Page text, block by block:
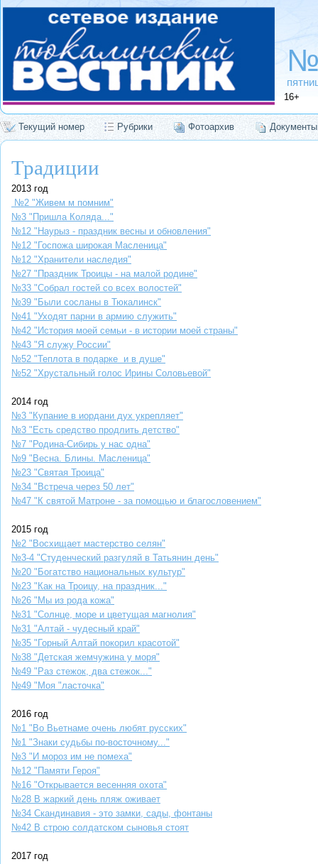
16+
Текущий номер Рубрики Фотоархив Документы
Традиции
2013 год
№2 "Живем м помним"
№3 "Пришла Коляда..."
№12 "Наурыз - праздник весны и обновления"
№12 "Госпожа широкая Масленица"
№12 "Хранители наследия"
№27 "Праздник Троицы - на малой родине"
№33 "Собрал гостей со всех волостей"
№39 "Были сосланы в Тюкалинск"
№41 "Уходят парни в армию служить"
№42 "История моей семьи - в истории моей страны"
№43 "Я служу России"
№52 "Теплота в подарке и в душе"
№52 "Хрустальный голос Ирины Соловьевой"
2014 год
№3 "Купание в иордани дух укрепляет"
№3 "Есть средство продлить детство"
№7 "Родина-Сибирь у нас одна"
№9 "Весна. Блины. Масленица"
№23 "Святая Троица"
№34 "Встреча через 50 лет"
№47 "К святой Матроне - за помощью и благословением"
2015 год
№2 "Восхищает мастерство селян"
№3-4 "Студенческий разгуляй в Татьянин день"
№20 "Богатство национальных культур"
№23 "Как на Троицу, на праздник..."
№26 "Мы из рода кожа"
№31 "Солнце, море и цветущая магнолия"
№31 "Алтай - чудесный край"
№35 "Горный Алтай покорил красотой"
№38 "Детская жемчужина у моря"
№49 "Раз стежок, два стежок..."
№49 "Моя "ласточка"
2016 год
№1 "Во Вьетнаме очень любят русских"
№1 "Знаки судьбы по-восточному..."
№3 "И мороз им не помеха"
№12 "Памяти Героя"
№16 "Открывается весенняя охота"
№28 В жаркий день пляж оживает
№34 Скандинавия - это замки, сады, фонтаны
№42 В строю солдатском сыновья стоят
2017 год